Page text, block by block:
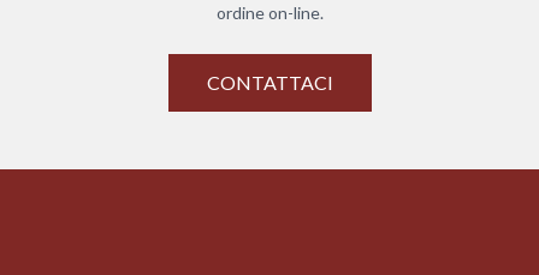
ordine on-line.
CONTATTACI